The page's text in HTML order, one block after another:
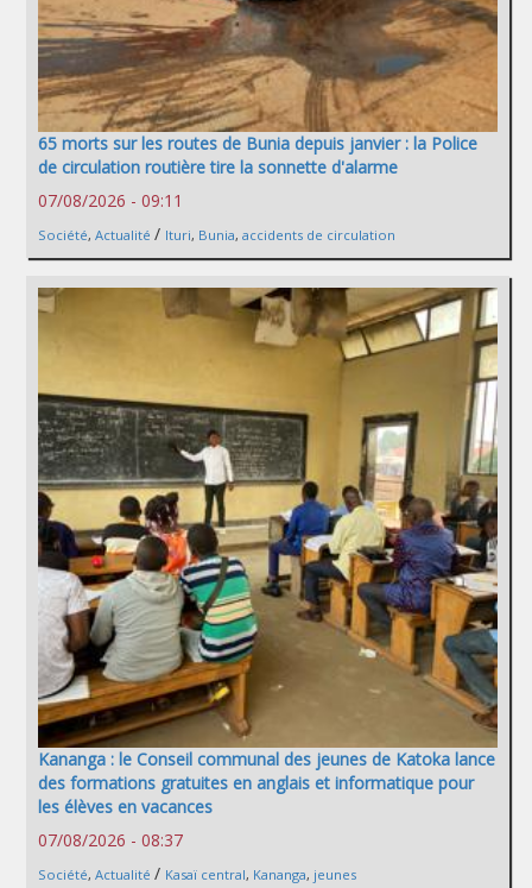
65 morts sur les routes de Bunia depuis janvier : la Police
de circulation routière tire la sonnette d'alarme
07/08/2026 - 09:11
Société, Actualité / Ituri, Bunia, accidents de circulation
Kananga : le Conseil communal des jeunes de Katoka lance
des formations gratuites en anglais et informatique pour
les élèves en vacances
07/08/2026 - 08:37
Société, Actualité / Kasaï central, Kananga, jeunes